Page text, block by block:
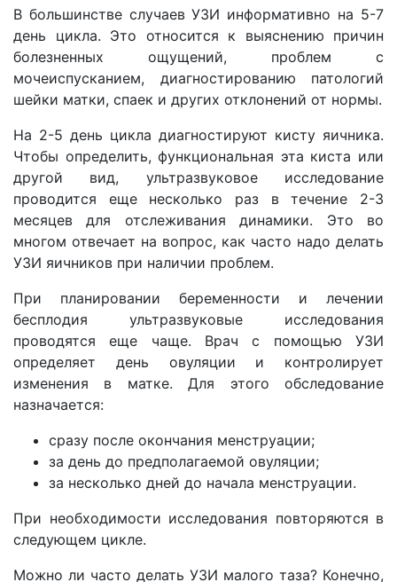
В большинстве случаев УЗИ информативно на 5-7
день цикла. Это относится к выяснению причин
болезненных ощущений, проблем с
мочеиспусканием, диагностированию патологий
шейки матки, спаек и других отклонений от нормы.
На 2-5 день цикла диагностируют кисту яичника.
Чтобы определить, функциональная эта киста или
другой вид, ультразвуковое исследование
проводится еще несколько раз в течение 2-3
месяцев для отслеживания динамики. Это во
многом отвечает на вопрос, как часто надо делать
УЗИ яичников при наличии проблем.
При планировании беременности и лечении
бесплодия ультразвуковые исследования
проводятся еще чаще. Врач с помощью УЗИ
определяет день овуляции и контролирует
изменения в матке. Для этого обследование
назначается:
сразу после окончания менструации;
за день до предполагаемой овуляции;
за несколько дней до начала менструации.
При необходимости исследования повторяются в
следующем цикле.
Можно ли часто делать УЗИ малого таза? Конечно,